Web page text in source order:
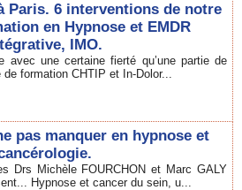
Paris. 6 interventions de notre
en Hypnose et EMDR
IMO.
avec une certaine fierté qu’une partie de
de formation CHTIP et In-Dolor...
pas manquer en hypnose et
Drs Michèle FOURCHON et Marc GALY
Hypnose et cancer du sein, u...